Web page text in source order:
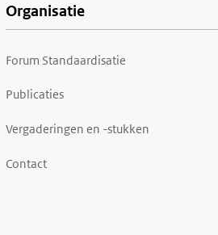
Organisatie
Forum Standaardisatie
Publicaties
Vergaderingen en -stukken
Contact